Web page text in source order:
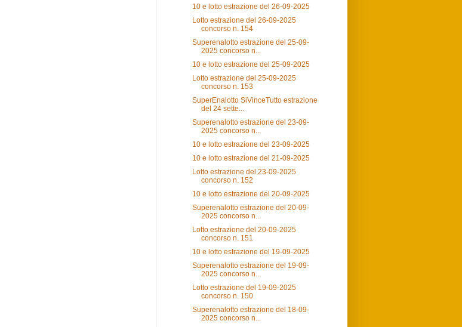
10 e lotto estrazione del 26-09-2025
Lotto estrazione del 26-09-2025
concorso n. 154
Superenalotto estrazione del 25-09-
2025 concorso n...
10 e lotto estrazione del 25-09-2025
Lotto estrazione del 25-09-2025
concorso n. 153
SuperEnalotto SiVinceTutto estrazione
del 24 sette...
Superenalotto estrazione del 23-09-
2025 concorso n...
10 e lotto estrazione del 23-09-2025
10 e lotto estrazione del 21-09-2025
Lotto estrazione del 23-09-2025
concorso n. 152
10 e lotto estrazione del 20-09-2025
Superenalotto estrazione del 20-09-
2025 concorso n...
Lotto estrazione del 20-09-2025
concorso n. 151
10 e lotto estrazione del 19-09-2025
Superenalotto estrazione del 19-09-
2025 concorso n...
Lotto estrazione del 19-09-2025
concorso n. 150
Superenalotto estrazione del 18-09-
2025 concorso n...